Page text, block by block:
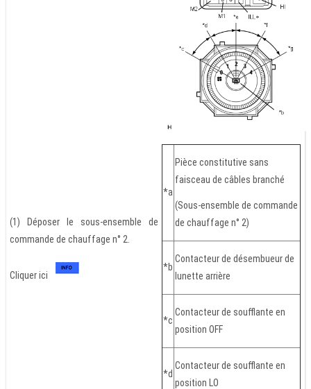
(1) Déposer le sous-ensemble de
commande de chauffage n° 2.
Cliquer ici
*a
Pièce constitutive sans
faisceau de câbles branché
(Sous-ensemble de commande
de chauffage n° 2)
*b
Contacteur de désembueur de
lunette arrière
*c
Contacteur de soufflante en
position OFF
*d
Contacteur de soufflante en
position LO